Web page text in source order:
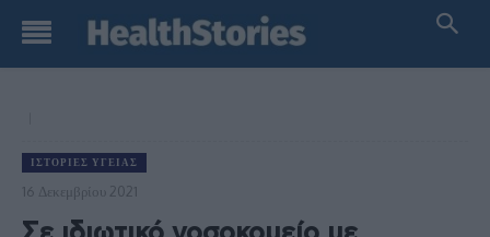
ΙΣΤΟΡΊΕΣ ΥΓΕΊΑΣ
16 Δεκεμβρίου 2021